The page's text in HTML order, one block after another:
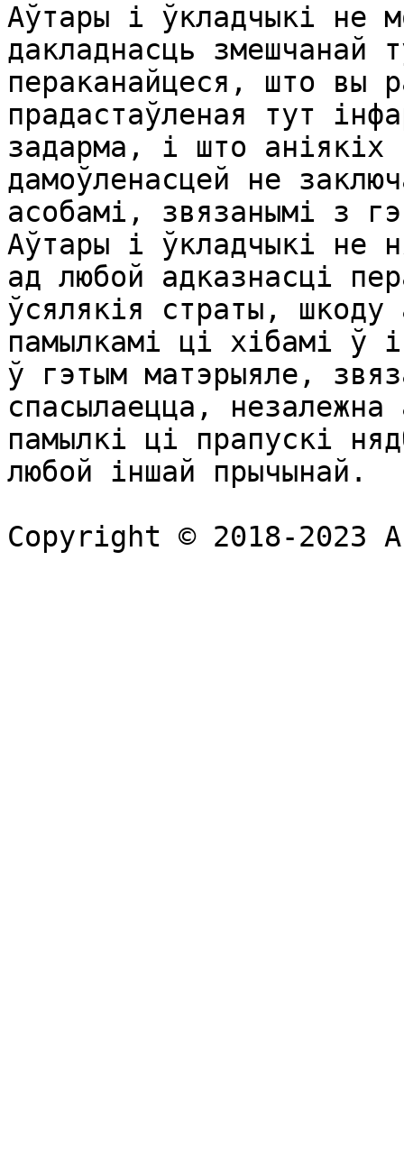
Аўтары і ўкладчыкі не
дакладнасць змешчанай
пераканайцеся, што вы
прадастаўленая тут
задарма, і што аніякіх
дамоўленасцей не
асобамі, звязанымі з
Аўтары і ўкладчыкі не
ад любой адказнасці
ўсялякія страты,
памылкамі ці хібамі ў
ў гэтым матэрыяле,
спасылаецца,
памылкі ці прапускі
любой іншай прычынай.